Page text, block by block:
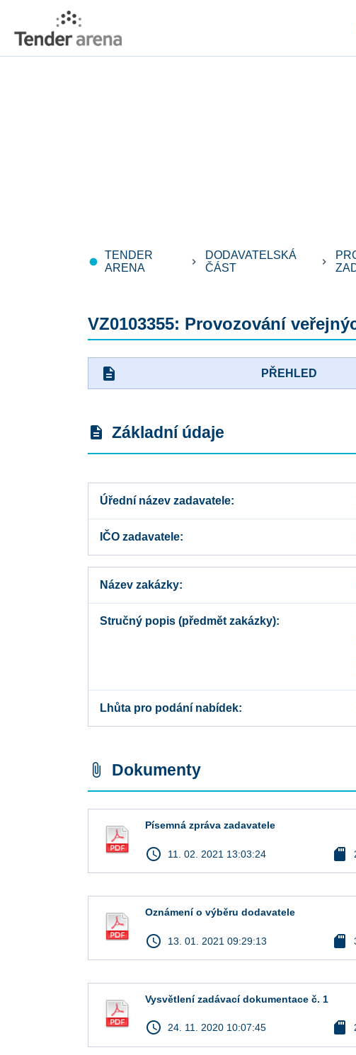
fiber_manual_record
TENDER
ARENA
keyboard_arrow_right
DODAVATELSKÁ
ČÁST
keyboard_arrow_right
VZ0103355: Provozování
description PŘEHLED
description Základní údaje
Úřední název zadavatele
IČO zadavatele
Název zakázky
Stručný popis (předmět zakázky)
Lhůta pro podání nabídek
attach_file Dokumenty
Písemná zpráva zadavatele
access_time 11. 02. 2021 13:03:24 sd_card
Oznámení o výběru dodavatele
access_time 13. 01. 2021 09:29:13 sd_card
Vysvětlení zadávací dokumentace č. 1
access_time 24. 11. 2020 10:07:45 sd_card